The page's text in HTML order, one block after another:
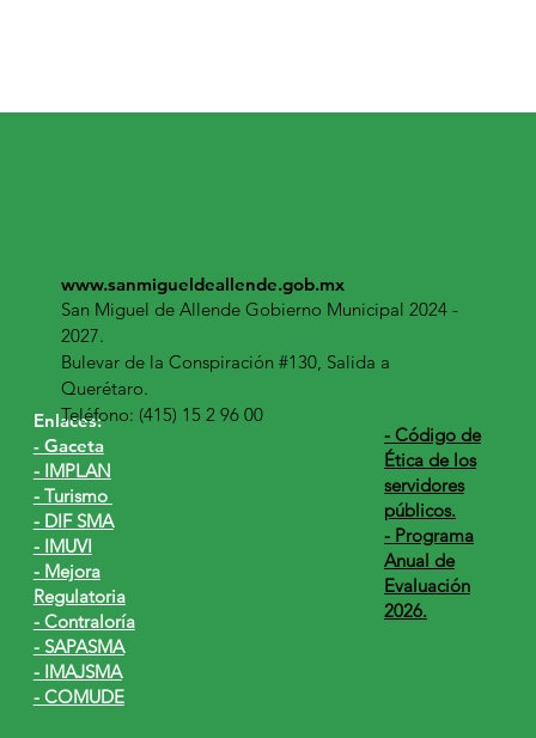
Enlaces:
- Gaceta
- IMPLAN
- Turismo
- DIF SMA
- IMUVI
- Mejora
Regulatoria
- Contraloría
- SAPASMA
- IMAJSMA
- COMUDE
www.sanmigueldeallende.gob.mx
San Miguel de Allende Gobierno Municipal 2024 -
2027.
Bulevar de la Conspiración #130, Salida a
Querétaro.
Teléfono: (415) 15 2 96 00
​- Código de
Ética de los
servidores
públicos.
- Programa
Anual de
Evaluación
2026.